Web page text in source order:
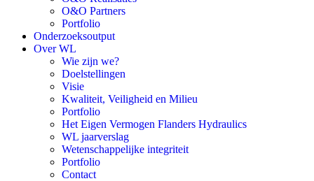
O&O Partners
Portfolio
Onderzoeksoutput
Over WL
Wie zijn we?
Doelstellingen
Visie
Kwaliteit, Veiligheid en Milieu
Portfolio
Het Eigen Vermogen Flanders Hydraulics
WL jaarverslag
Wetenschappelijke integriteit
Portfolio
Contact